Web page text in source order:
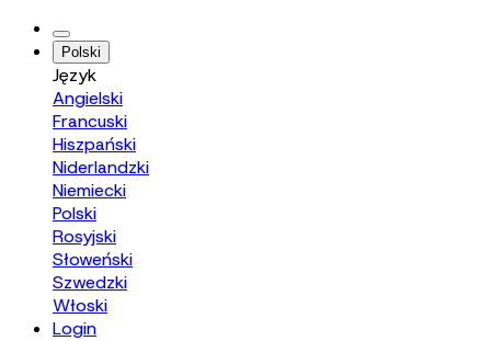
Polski
Język
Angielski
Francuski
Hiszpański
Niderlandzki
Niemiecki
Polski
Rosyjski
Słoweński
Szwedzki
Włoski
Login